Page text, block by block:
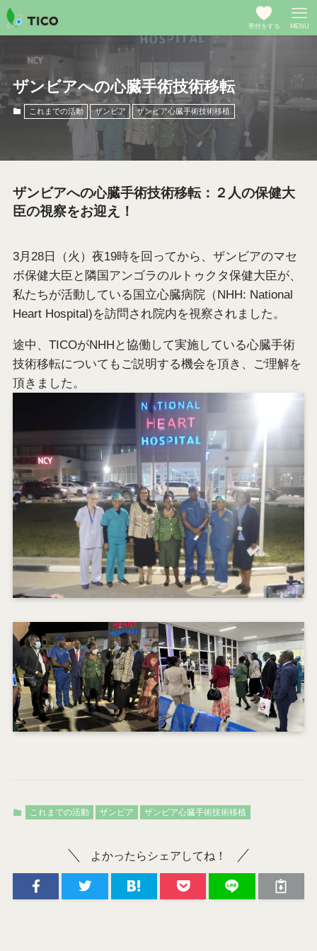
寄付をする MENU
ザンビアへの心臓手術技術移転
これまでの活動 ザンビア ザンビア心臓手術技術移植
ザンビアへの心臓手術技術移転：２人の保健大
臣の視察をお迎え！
3月28日（火）夜19時を回ってから、ザンビアのマセ
ボ保健大臣と隣国アンゴラのルトゥクタ保健大臣が、
私たちが活動している国立心臓病院（NHH: National
Heart Hospital)を訪問され院内を視察されました。
途中、TICOがNHHと協働して実施している心臓手術
技術移転についてもご説明する機会を頂き、ご理解を
頂きました。
これまでの活動 ザンビア ザンビア心臓手術技術移植
よかったらシェアしてね！